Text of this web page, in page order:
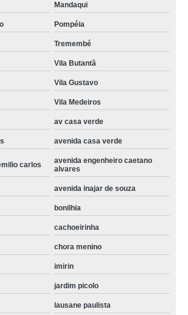
de refrigerador Sumaré
electrolux valores lausane paulista
refrigerador electrolux barra funda
refrigerador electrolux valores Vila Anastácio
assistencia tecnica bonilhia
tecnica refrigerador com problema Pinheiros
tecnica refrigerador electrolux São Domingos
refrigerador valores Pinheiros
tecnica refrigerador Rio Pequeno
tecnica refrigerador com problema Bairro do Limão
com problema valores Parque Monteiro
Mandaqui
Pompéia
Tremembé
Vila Butantã
Vila Gustavo
Vila Medeiros
av casa verde
avenida casa verde
carlos
avenida engenheiro caetano
alvares
avenida inajar de souza
bonilhia
cachoeirinha
chora menino
imirin
jardim picolo
lausane paulista